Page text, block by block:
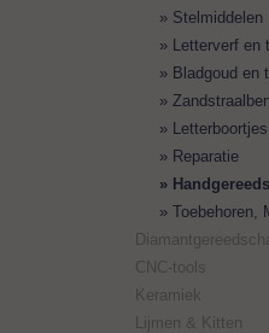
Stelmiddelen
Letterverf en
Bladgoud en
Letterboortjes
Reparatie
Toebehoren,
CNC-tools
Keramiek
Lijmen & Kitten